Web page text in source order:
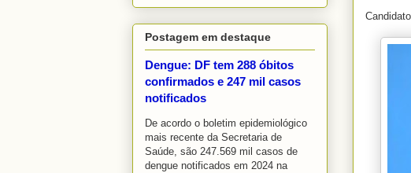
Postagem em destaque
Dengue: DF tem 288 óbitos
confirmados e 247 mil casos
notificados
De acordo o boletim epidemiológico
mais recente da Secretaria de
Saúde, são 247.569 mil casos de
dengue notificados em 2024 na